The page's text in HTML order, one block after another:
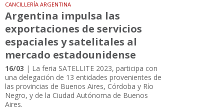
CANCILLERÍA ARGENTINA
Argentina impulsa las
exportaciones de servicios
espaciales y satelitales al
mercado estadounidense
16/03 | La feria SATELLITE 2023, participa con
una delegación de 13 entidades provenientes de
las provincias de Buenos Aires, Córdoba y Río
Negro, y de la Ciudad Autónoma de Buenos
Aires.